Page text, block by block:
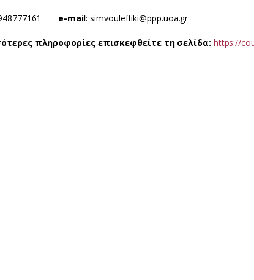
e-mail: simvouleftiki@ppp.uoa.gr
πληροφορίες επισκεφθείτε τη σελίδα: https://